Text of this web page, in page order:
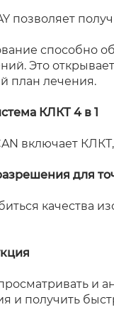
позволяет
способно
Это
план лечения.
КЛКТ 4 в 1
включает
для
качества
и
и получить